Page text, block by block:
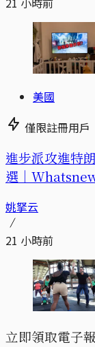
美國
僅限註冊用戶
進步派攻進特
選｜
姚拏云
21 小時前
立即領取電子報